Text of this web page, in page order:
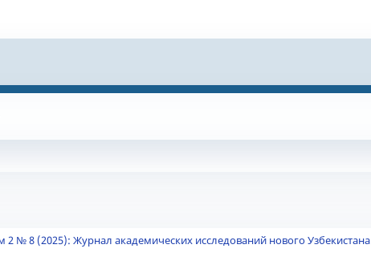
2 № 8 (2025): Журнал академических исследований нового Узбекистана